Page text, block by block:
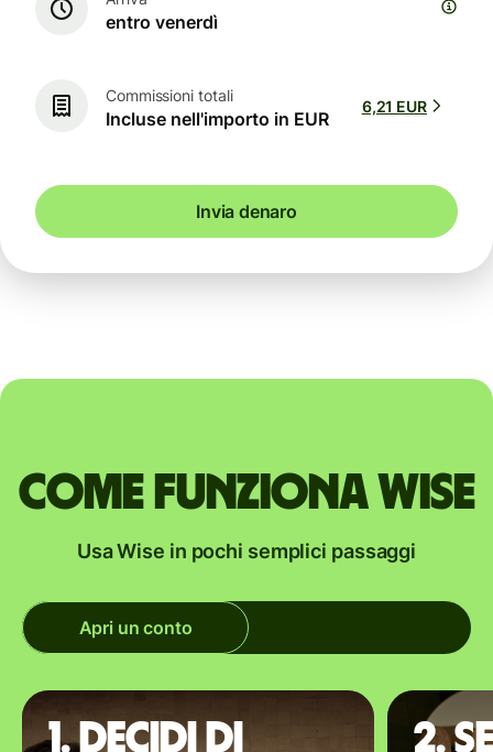
entro venerdì
Commissioni totali
Incluse nell'importo in EUR
6,21 EUR
Invia denaro
Come funziona Wise
Usa Wise in pochi semplici passaggi
Apri un conto
1. Decidi di
2.